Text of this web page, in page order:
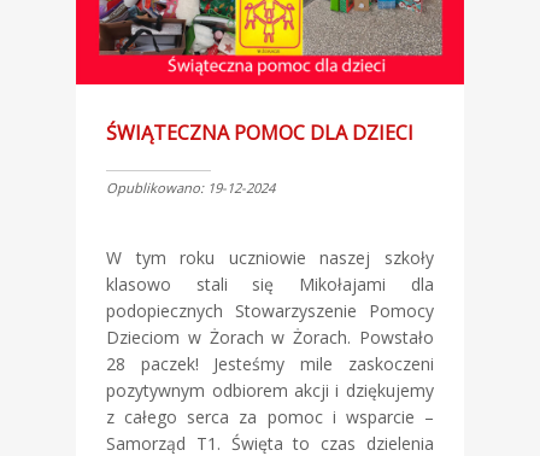
ŚWIĄTECZNA POMOC DLA DZIECI
Opublikowano: 19-12-2024
W tym roku uczniowie naszej szkoły
klasowo stali się Mikołajami dla
podopiecznych Stowarzyszenie Pomocy
Dzieciom w Żorach w Żorach. Powstało
28 paczek! Jesteśmy mile zaskoczeni
pozytywnym odbiorem akcji i dziękujemy
z całego serca za pomoc i wsparcie –
Samorząd T1. Święta to czas dzielenia